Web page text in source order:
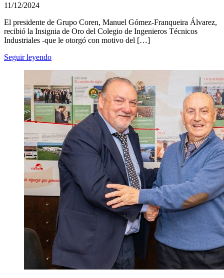
11/12/2024
El presidente de Grupo Coren, Manuel Gómez-Franqueira Álvarez,
recibió la Insignia de Oro del Colegio de Ingenieros Técnicos
Industriales -que le otorgó con motivo del […]
Seguir leyendo